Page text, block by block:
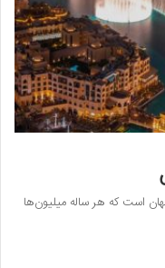
است که هر ساله میلیون‌ها